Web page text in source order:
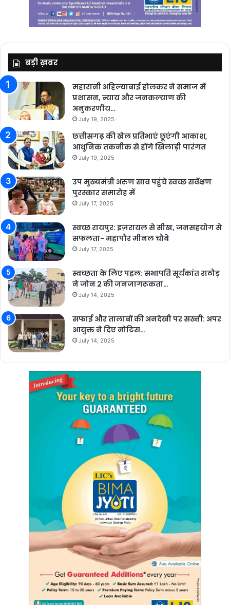
बड़ी ख़बर
महारानी अहिल्याबाई होलकर ने समाज में
प्रशासन, न्याय और जनकल्याण की
अनुकरणीय…
July 19, 2025
छत्तीसगढ़ की खेल प्रतिभाएं छूएंगी आकाश,
आधुनिक तकनीक से होंगे खिलाड़ी पारंगत
July 19, 2025
उप मुख्यमंत्री अरुण साव पहुंचे स्वच्छ सर्वेक्षण
पुरस्कार समारोह में
July 17, 2025
स्वच्छ रायपुर: इज़रायल से सीख, जनसहयोग से
सफलता- महापौर मीनल चौबे
July 17, 2025
स्वच्छता के लिए पहल: सभापति सूर्यकांत राठौड़
ने जोन 2 की जनजागरूकता…
July 14, 2025
सफाई और तालाबों की अनदेखी पर सख्ती: अपर
आयुक्त ने दिए नोटिस…
July 14, 2025